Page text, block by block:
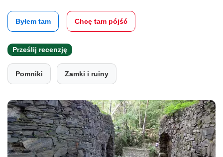
Byłem tam Chcę tam pójść
Prześlij recenzję
Pomniki Zamki i ruiny